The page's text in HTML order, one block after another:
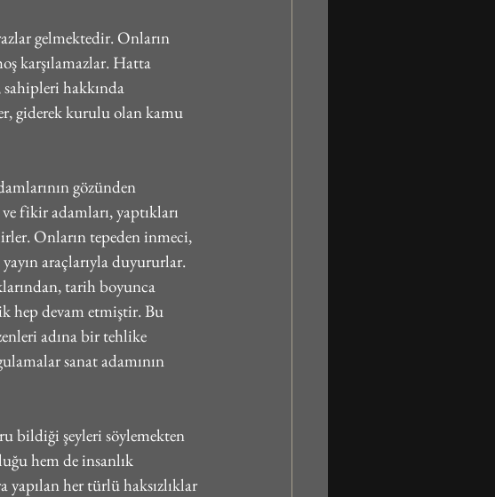
gelmektedir. Onların
karşılamazlar. Hatta
sahipleri hakkında
giderek kurulu olan kamu
gözünden
fikir adamları, yaptıkları
Onların tepeden inmeci,
araçlarıyla duyururlar.
tarih boyunca
hep devam etmiştir. Bu
adına bir tehlike
sanat adamının
bildiği şeyleri söylemekten
hem de insanlık
her türlü haksızlıklar